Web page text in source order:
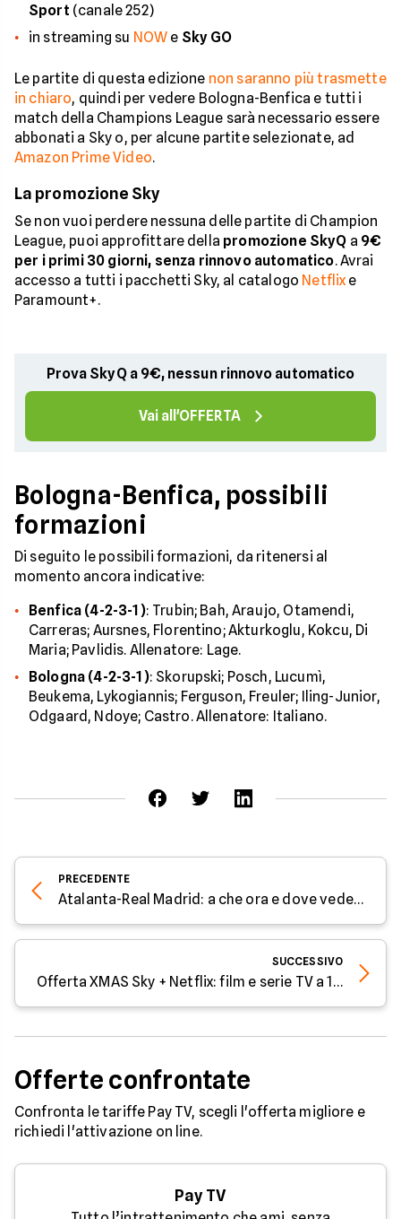
Sport (canale 252)
in streaming su NOW e Sky GO
Le partite di questa edizione non saranno più trasmette
in chiaro, quindi per vedere Bologna-Benfica e tutti i
match della Champions League sarà necessario essere
abbonati a Sky o, per alcune partite selezionate, ad
Amazon Prime Video.
La promozione Sky
Se non vuoi perdere nessuna delle partite di Champion
League, puoi approfittare della promozione SkyQ a 9€
per i primi 30 giorni, senza rinnovo automatico. Avrai
accesso a tutti i pacchetti Sky, al catalogo Netflix e
Paramount+.
Prova SkyQ a 9€, nessun rinnovo automatico
Vai all'OFFERTA
Bologna-Benfica, possibili
formazioni
Di seguito le possibili formazioni, da ritenersi al
momento ancora indicative:
Benfica (4-2-3-1): Trubin; Bah, Araujo, Otamendi,
Carreras; Aursnes, Florentino; Akturkoglu, Kokcu, Di
Maria; Pavlidis. Allenatore: Lage.
Bologna (4-2-3-1): Skorupski; Posch, Lucumì,
Beukema, Lykogiannis; Ferguson, Freuler; Iling-Junior,
Odgaard, Ndoye; Castro. Allenatore: Italiano.
PRECEDENTE
Atalanta-Real Madrid: a che ora e dove vedere la partita
SUCCESSIVO
Offerta XMAS Sky + Netflix: film e serie TV a 15,90€/mese
Offerte confrontate
Confronta le tariffe Pay TV, scegli l'offerta migliore e
richiedi l'attivazione on line.
Pay TV